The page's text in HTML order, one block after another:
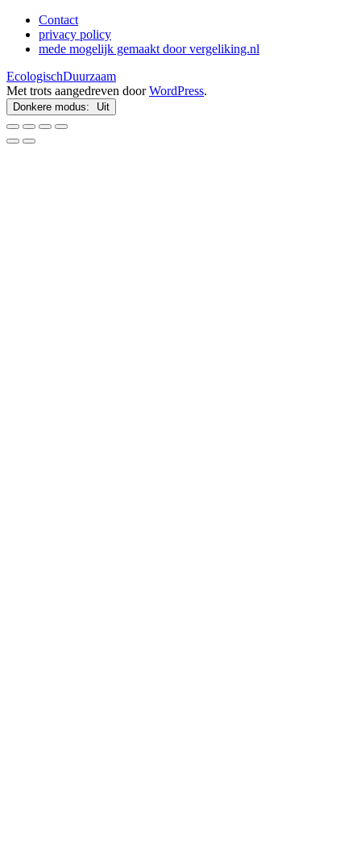
Contact
privacy policy
mede mogelijk gemaakt door vergeliking.nl
EcologischDuurzaam
Met trots aangedreven doorWordPress.
Donkere modus: